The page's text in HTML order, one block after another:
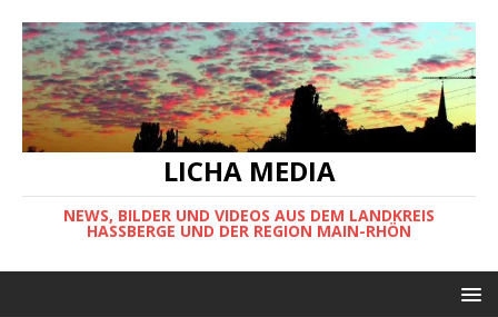
LICHA MEDIA
NEWS, BILDER UND VIDEOS AUS DEM LANDKREIS
HASSBERGE UND DER REGION MAIN-RHÖN